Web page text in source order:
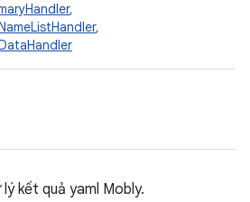
,
,
kết quả yaml Mobly.